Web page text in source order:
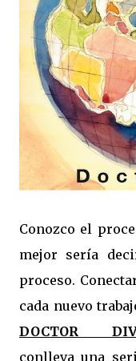
Conozco el
mejor sería
proceso.
cada nuevo
DOCTOR
conlleva una